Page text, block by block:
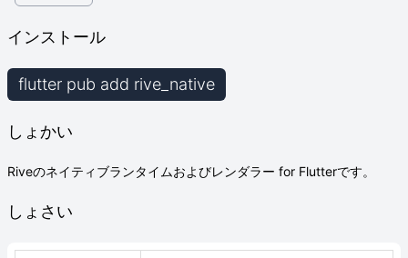
インストール
flutter pub add rive_native
しょかい
Riveのネイティブランタイムおよびレンダラー for Flutterです。
しょさい